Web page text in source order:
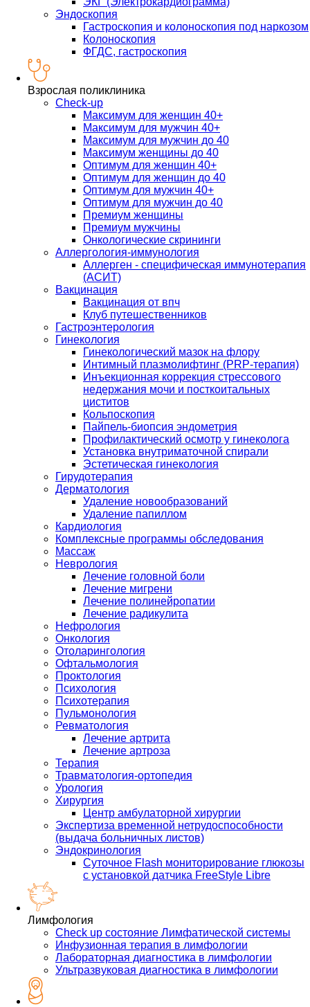
Эндоскопия
Гастроскопия и колоноскопия под наркозом
Колоноскопия
ФГДС, гастроскопия
Взрослая поликлиника
Check-up
Максимум для женщин 40+
Максимум для мужчин 40+
Максимум для мужчин до 40
Максимум женщины до 40
Оптимум для женщин 40+
Оптимум для женщин до 40
Оптимум для мужчин 40+
Оптимум для мужчин до 40
Премиум женщины
Премиум мужчины
Онкологические скрининги
Аллергология-иммунология
Аллерген - специфическая иммунотерапия
(АСИТ)
Вакцинация
Вакцинация от впч
Клуб путешественников
Гастроэнтерология
Гинекология
Гинекологический мазок на флору
Интимный плазмолифтинг (PRP-терапия)
Инъекционная коррекция стрессового
недержания мочи и посткоитальных
циститов
Кольпоскопия
Пайпель-биопсия эндометрия
Профилактический осмотр у гинеколога
Установка внутриматочной спирали
Эстетическая гинекология
Гирудотерапия
Дерматология
Удаление новообразований
Удаление папиллом
Кардиология
Комплексные программы обследования
Массаж
Неврология
Лечение головной боли
Лечение мигрени
Лечение полинейропатии
Лечение радикулита
Нефрология
Онкология
Отоларингология
Офтальмология
Проктология
Психология
Психотерапия
Пульмонология
Ревматология
Лечение артрита
Лечение артроза
Терапия
Травматология-ортопедия
Урология
Хирургия
Центр амбулаторной хирургии
Экспертиза временной нетрудоспособности
(выдача больничных листов)
Эндокринология
Суточное Flash мониторирование глюкозы
с установкой датчика FreeStyle Libre
Лимфология
Check up состояние Лимфатической системы
Инфузионная терапия в лимфологии
Лабораторная диагностика в лимфологии
Ультразвуковая диагностика в лимфологии